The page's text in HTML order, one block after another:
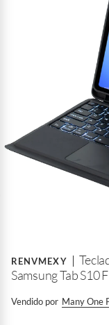
RENVMEXY
Samsung Tab S10
Vendido por Many One